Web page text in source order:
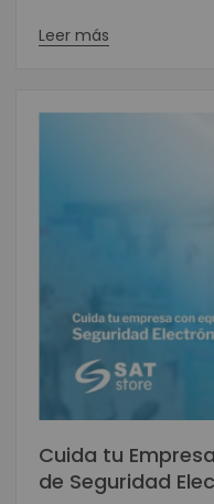
Leer más
Cuida tu
de Seguridad